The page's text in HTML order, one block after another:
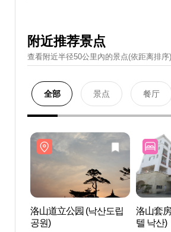
附近推荐景点
查看附近半径50公里內的景点(依距离排序)
全部 景点 餐厅
洛山道立公园 (낙산도립
공원)
洛山套
텔 낙산)